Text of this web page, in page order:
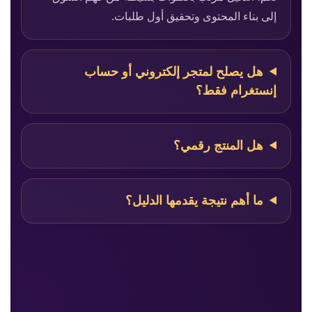
إلى بناء المحتوى وتحقيق أول طلبات.
هل يصلح لمتجر إلكتروني أو حساب
إنستغرام فقط؟
هل المنتج رقمي؟
ما أهم نتيجة يقدمها الدليل؟